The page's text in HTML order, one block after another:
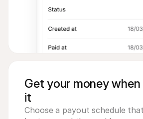
Get your money
it
Choose a payout schedule